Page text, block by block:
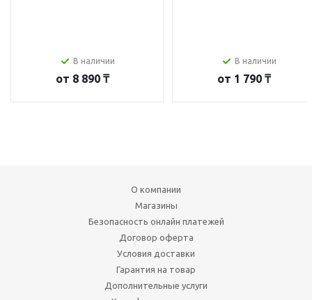
В наличии
от 8 890 ₸
В наличии
от 1 790 ₸
О компании
Магазины
Безопасность онлайн платежей
Договор оферта
Условия доставки
Гарантия на товар
Дополнительные услуги